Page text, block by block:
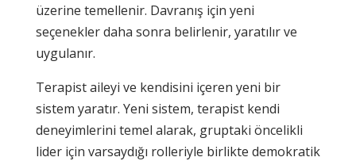
üzerine temellenir. Davranış için yeni
seçenekler daha sonra belirlenir, yaratılır ve
uygulanır.
Terapist aileyi ve kendisini içeren yeni bir
sistem yaratır. Yeni sistem, terapist kendi
deneyimlerini temel alarak, gruptaki öncelikli
lider için varsaydığı rolleriyle birlikte demokratik